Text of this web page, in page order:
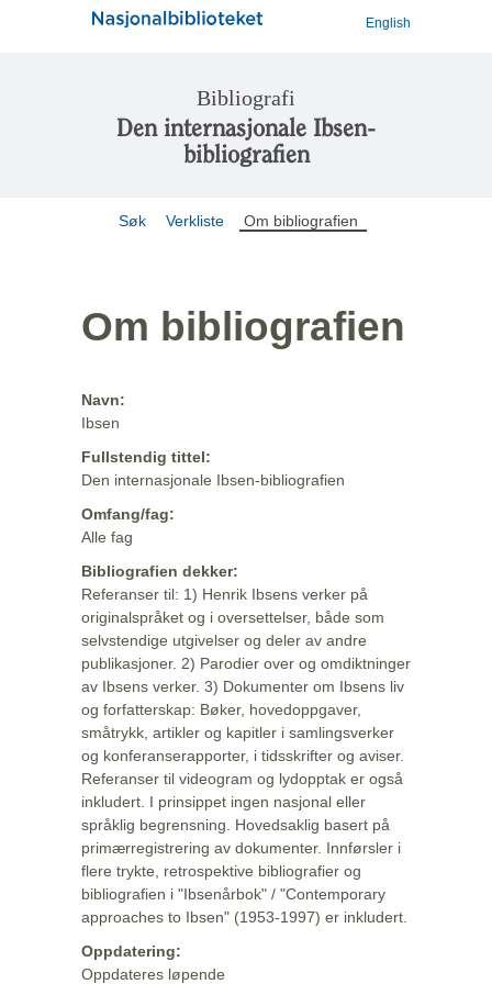
English
Bibliografi
Den internasjonale Ibsen-
bibliografien
Søk Verkliste Om bibliografien
Om bibliografien
Navn:
Ibsen
Fullstendig tittel:
Den internasjonale Ibsen-bibliografien
Omfang/fag:
Alle fag
Bibliografien dekker:
Referanser til: 1) Henrik Ibsens verker på
originalspråket og i oversettelser, både som
selvstendige utgivelser og deler av andre
publikasjoner. 2) Parodier over og omdiktninger
av Ibsens verker. 3) Dokumenter om Ibsens liv
og forfatterskap: Bøker, hovedoppgaver,
småtrykk, artikler og kapitler i samlingsverker
og konferanserapporter, i tidsskrifter og aviser.
Referanser til videogram og lydopptak er også
inkludert. I prinsippet ingen nasjonal eller
språklig begrensning. Hovedsaklig basert på
primærregistrering av dokumenter. Innførsler i
flere trykte, retrospektive bibliografier og
bibliografien i "Ibsenårbok" / "Contemporary
approaches to Ibsen" (1953-1997) er inkludert.
Oppdatering:
Oppdateres løpende